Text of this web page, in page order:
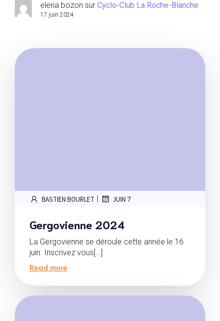
elena bozon sur Cyclo-Club La Roche-Blanche
17 juin 2024
BASTIEN BOURLET | JUIN 7
Gergovienne 2024
La Gergovienne se déroule cette année le 16
juin. Inscrivez vous[…]
Read more